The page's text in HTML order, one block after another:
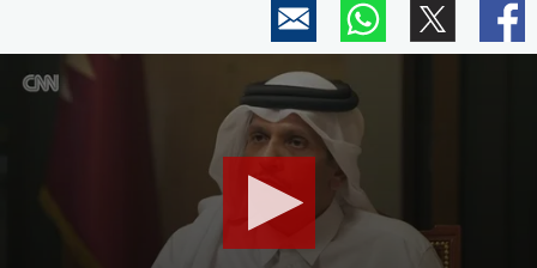
seconds